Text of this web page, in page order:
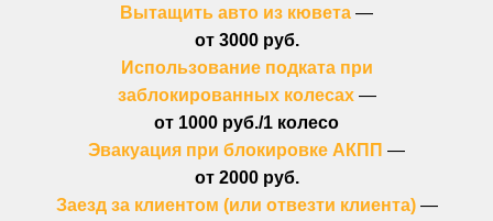
Вытащить авто из кювета —
от 3000 руб.
Использование подката при
заблокированных колесах —
от 1000 руб./1 колесо
Эвакуация при блокировке АКПП —
от 2000 руб.
Заезд за клиентом (или отвезти клиента) —